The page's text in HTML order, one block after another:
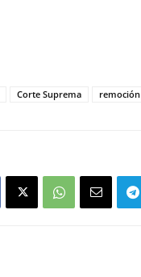
Corte Suprema remoción